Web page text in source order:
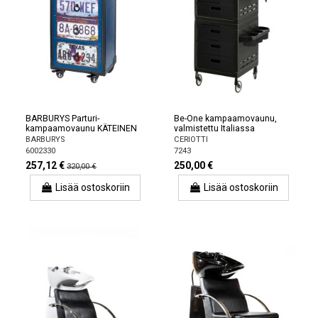
BARBURYS Parturi-
kampaamovaunu KÄTEINEN
BARBURYS
6002330
257,12 € 320,00 €
Lisää ostoskoriin
Be-One kampaamovaunu,
valmistettu Italiassa
CERIOTTI
7243
250,00 €
Lisää ostoskoriin